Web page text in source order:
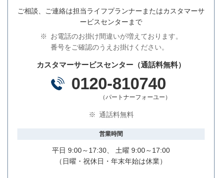
ご相談、ご連絡は担当ライフプランナーまたはカスタマーサ
ービスセンターまで
※
お電話のお掛け間違いが増えております。
番号をご確認のうえお掛けください。
カスタマーサービスセンター（通話料無料）
0120-810740
（パートナーフォーユー）
※ 通話料無料
営業時間
平日 9:00～17:30、 土曜 9:00～17:00
（日曜・祝休日・年末年始は休業）